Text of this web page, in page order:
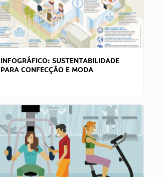
INFOGRÁFICO: SUSTENTABILIDADE
PARA CONFECÇÃO E MODA